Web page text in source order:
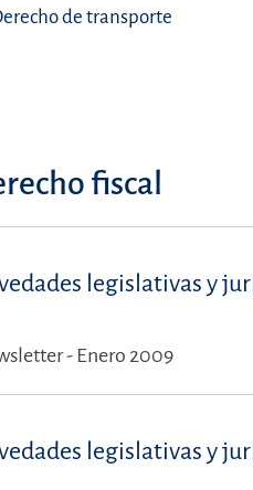
de transporte
fiscal
legislativas y
- Enero 2009
legislativas y